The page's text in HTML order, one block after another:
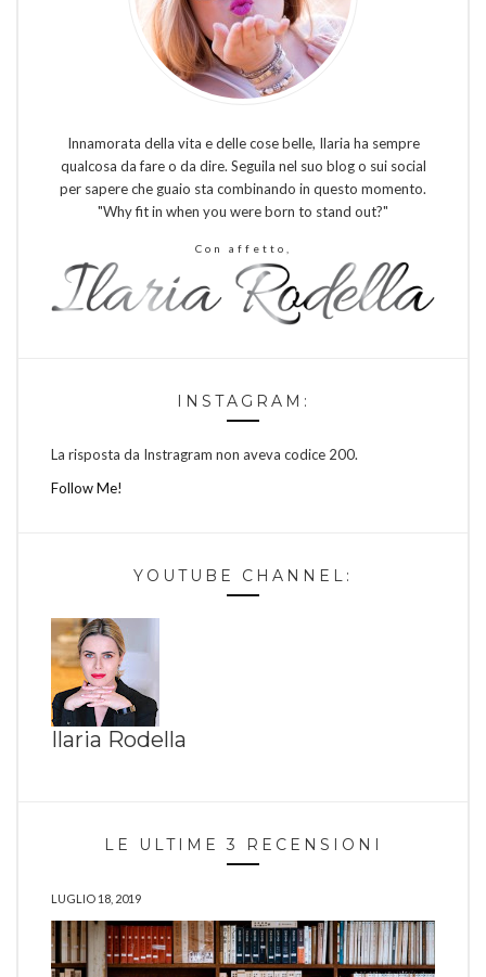
Innamorata della vita e delle cose belle, Ilaria ha sempre
qualcosa da fare o da dire. Seguila nel suo blog o sui social
per sapere che guaio sta combinando in questo momento.
"Why fit in when you were born to stand out?"
Con affetto,
INSTAGRAM:
La risposta da Instragram non aveva codice 200.
Follow Me!
YOUTUBE CHANNEL:
Ilaria Rodella
LE ULTIME 3 RECENSIONI
LUGLIO 18, 2019